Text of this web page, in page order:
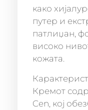
како
путер и
патлиџан,
високо
кожата.
Кремот
Cen, кој